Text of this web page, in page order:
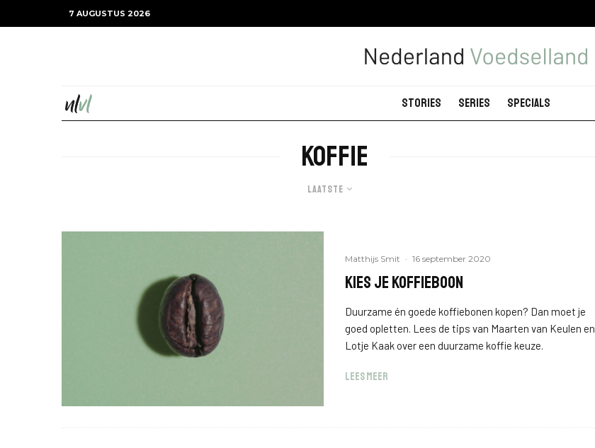
7 AUGUSTUS 2026
Stories Series Specials
Koffie
Laatste
Matthijs Smit · 16 september 2020
Kies je koffieboon
Duurzame én goede koffiebonen kopen? Dan moet je
goed opletten. Lees de tips van Maarten van Keulen en
Lotje Kaak over een duurzame koffie keuze.
LEES MEER